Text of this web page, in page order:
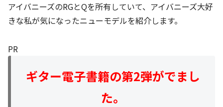
アイバニーズのRGとQを所有していて、アイバニーズ大好
きな私が気になったニューモデルを紹介します。
PR
ギター電子書籍の第2弾がでまし
た。